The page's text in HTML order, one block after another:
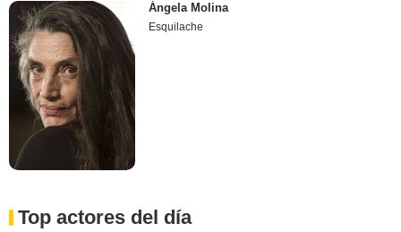
Ángela Molina
Esquilache
Top actores del día